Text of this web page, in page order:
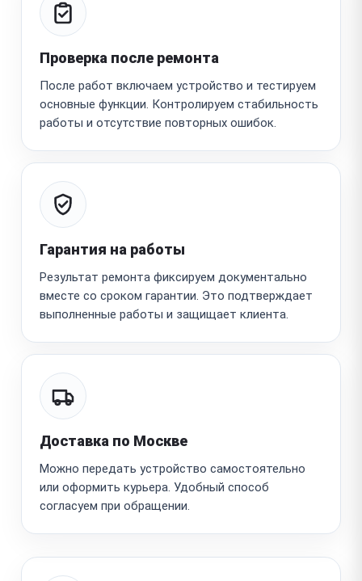
Проверка после ремонта
После работ включаем устройство и тестируем
основные функции. Контролируем стабильность
работы и отсутствие повторных ошибок.
Гарантия на работы
Результат ремонта фиксируем документально
вместе со сроком гарантии. Это подтверждает
выполненные работы и защищает клиента.
Доставка по Москве
Можно передать устройство самостоятельно
или оформить курьера. Удобный способ
согласуем при обращении.